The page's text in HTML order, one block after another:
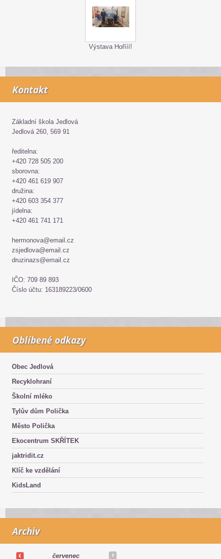
Výstava Hořííí!
Kontakt
Základní škola Jedlová
Jedlová 260, 569 91
ředitelna:
+420 728 505 200
sborovna:
+420 461 619 907
družina:
+420 603 354 377
jídelna:
+420 461 741 171
hermonova@email.cz
zsjedlova@email.cz
druzinazs@email.cz
IČO: 709 89 893
Číslo účtu: 163189223/0600
Oblíbené odkazy
Obec Jedlová
Recyklohraní
Školní mléko
Tylův dům Polička
Město Polička
Ekocentrum SKŘÍTEK
jaktridit.cz
Klíč ke vzdělání
KidsLand
Archiv
červenec